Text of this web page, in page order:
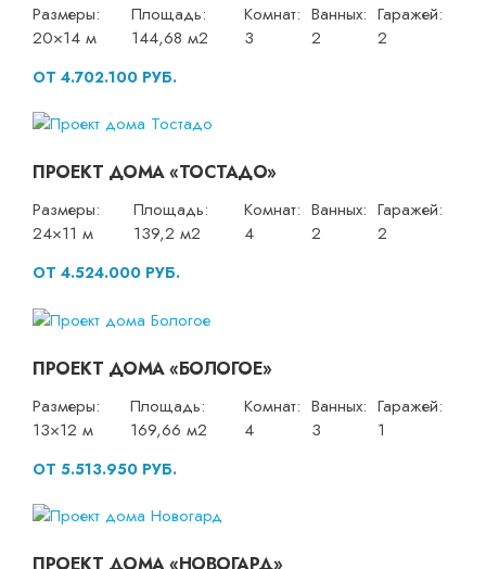
Размеры:
20×14 м
Площадь:
144,68 м2
Комнат:
3
Ванных:
2
Гаражей:
2
ОТ 4.702.100 РУБ.
ПРОЕКТ ДОМА «ТОСТАДО»
Размеры:
24×11 м
Площадь:
139,2 м2
Комнат:
4
Ванных:
2
Гаражей:
2
ОТ 4.524.000 РУБ.
ПРОЕКТ ДОМА «БОЛОГОЕ»
Размеры:
13×12 м
Площадь:
169,66 м2
Комнат:
4
Ванных:
3
Гаражей:
1
ОТ 5.513.950 РУБ.